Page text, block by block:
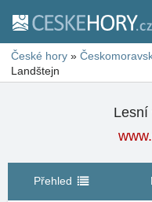
České hory »
Landštejn
Lesní
Přehled